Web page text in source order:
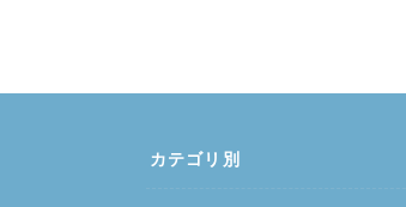
カテゴリ別